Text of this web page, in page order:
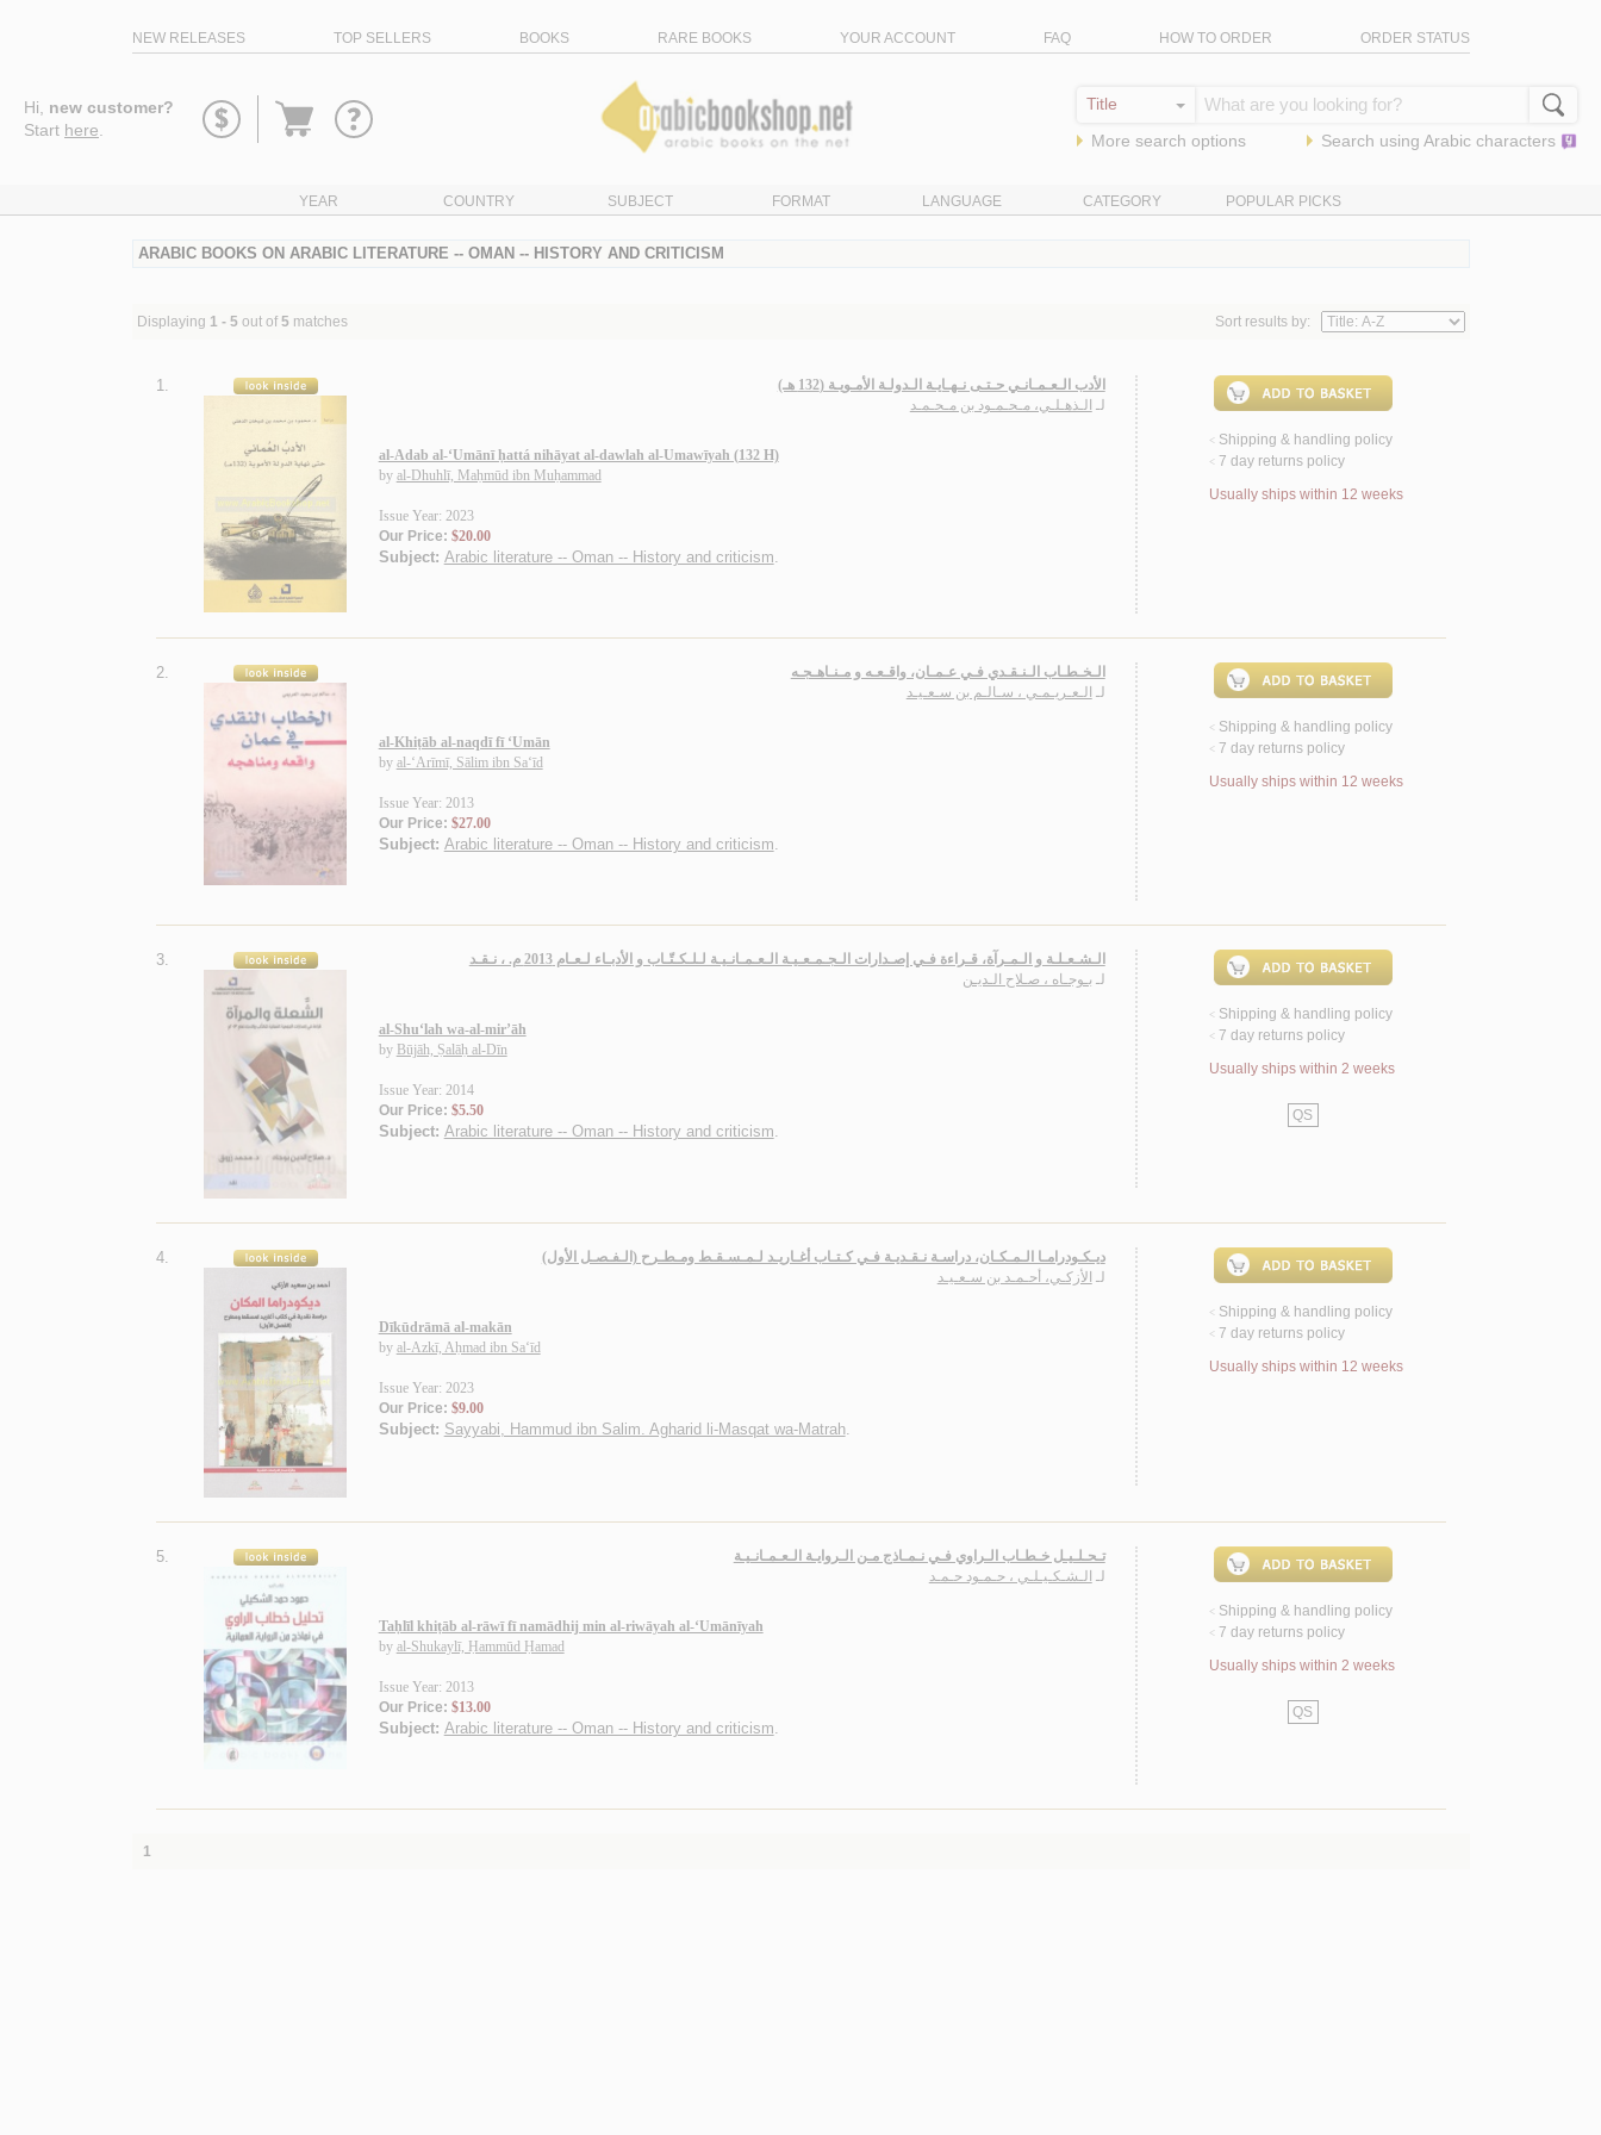
NEW RELEASES TOP SELLERS BOOKS RARE BOOKS YOUR ACCOUNT FAQ HOW TO ORDER ORDER STATUS
Hi, new customer?
Start here
Go
More search options Search using Arabic characters
YEAR COUNTRY SUBJECT FORMAT LANGUAGE CATEGORY POPULAR PICKS
ARABIC BOOKS ON ARABIC LITERATURE -- OMAN -- HISTORY AND CRITICISM
Displaying 1 - 5 out of 5 matches Sort results by:
1.
الأدب الـعـمـانـي حـتـى نـهـايـة الـدولـة الأمـويـة (132 هـ)
لـ الـذهـلـي، مـحـمـود بن مـحـمـد
al-Adab al-‘Umānī ḥattá nihāyat al-dawlah al-Umawīyah (132 H)
by al-Dhuhlī, Maḥmūd ibn Muḥammad
Issue Year: 2023
Our Price: $20.00
Subject: Arabic literature -- Oman -- History and criticism.
< Shipping & handling policy
< 7 day returns policy
Usually ships within 12 weeks
2.
الـخـطـاب الـنـقـدي فـي عـمـان، واقـعـه و مـنـاهـجـه
لـ الـعـريـمـي ، سـالـم بن سـعـيـد
al-Khiṭāb al-naqdī fī ‘Umān
by al-‘Arīmī, Sālim ibn Sa‘īd
Issue Year: 2013
Our Price: $27.00
Subject: Arabic literature -- Oman -- History and criticism.
< Shipping & handling policy
< 7 day returns policy
Usually ships within 12 weeks
3.
الـشـعـلـة و الـمـرآة، قـراءة فـي إصـدارات الـجـمـعـيـة الـعـمـانـيـة لـلـكـتّـاب و الأدبـاء لـعـام 2013 م. ، نـقـد
لـ بـوجـاه ، صـلاح الـديـن
al-Shu‘lah wa-al-mir’āh
by Būjāh, Ṣalāḥ al-Dīn
Issue Year: 2014
Our Price: $5.50
Subject: Arabic literature -- Oman -- History and criticism.
< Shipping & handling policy
< 7 day returns policy
Usually ships within 2 weeks
QS
4.
ديـكـودرامـا الـمـكـان، دراسـة نـقـديـة فـي كـتـاب أغـاريـد لـمـسـقـط ومـطـرح (الـفـصـل الأول)
لـ الأزكـي، أحـمـد بن سـعـيـد
Dīkūdrāmā al-makān
by al-Azkī, Aḥmad ibn Sa‘īd
Issue Year: 2023
Our Price: $9.00
Subject: Sayyabi, Hammud ibn Salim. Agharid li-Masqat wa-Matrah.
< Shipping & handling policy
< 7 day returns policy
Usually ships within 12 weeks
5.
تـحـلـيـل خـطـاب الـراوي فـي نـمـاذج مـن الـروايـة الـعـمـانـيـة
لـ الـشـكـيـلـي ، حـمـود حـمـد
Taḥlīl khiṭāb al-rāwī fī namādhij min al-riwāyah al-‘Umānīyah
by al-Shukaylī, Ḥammūd Ḥamad
Issue Year: 2013
Our Price: $13.00
Subject: Arabic literature -- Oman -- History and criticism
< Shipping & handling policy
< 7 day returns policy
Usually ships within 2 weeks
QS
1